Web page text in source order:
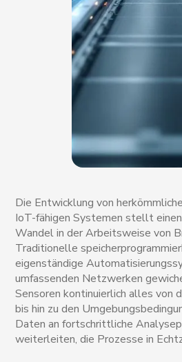
Die Entwicklung von
IoT-fähigen Systemen stellt
Wandel in der Arbeitsweise von
Traditionelle
eigenständige
umfassenden Netzwerken
Sensoren kontinuierlich alles von
bis hin zu den
Daten an fortschrittliche
weiterleiten, die Prozesse in